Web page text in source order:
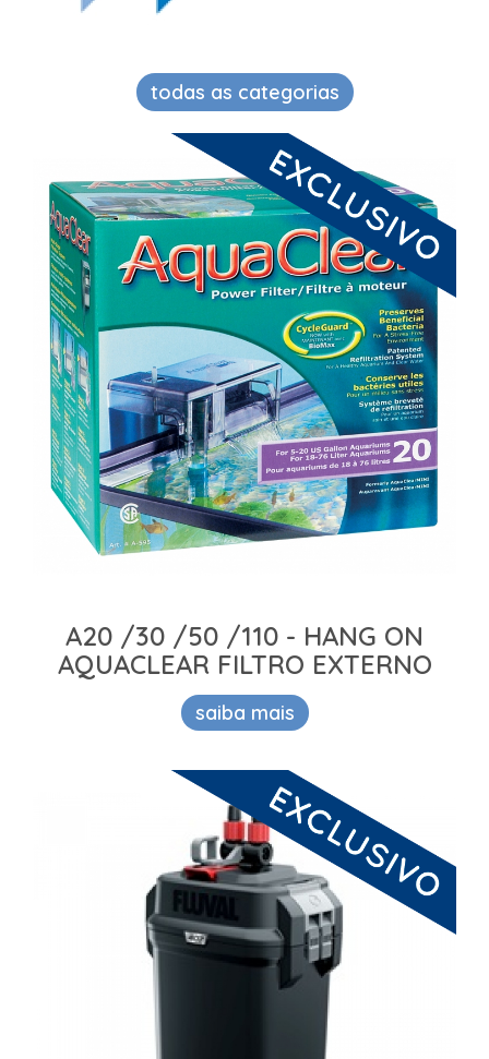
todas as categorias
A20 /30 /50 /110 - HANG ON
AQUACLEAR FILTRO EXTERNO
saiba mais